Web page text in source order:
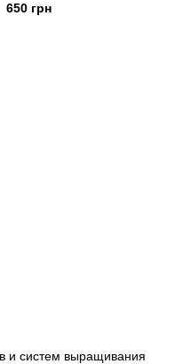
650 грн
и систем выращивания